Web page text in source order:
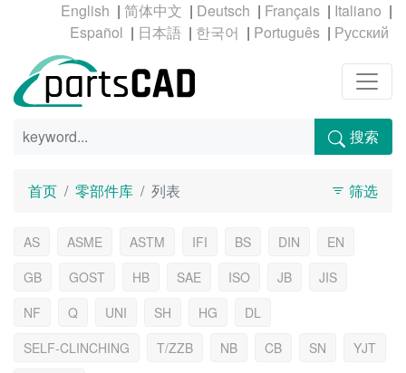
| | | |
|
|
| | |
搜索
首页 零部件库 列表 筛选
AS ASME ASTM IFI BS DIN
EN
GB
GOST HB SAE ISO JB
JIS
NF
Q UNI SH HG
DL
SELF-CLINCHING
T/ZZB NB CB SN
YJT